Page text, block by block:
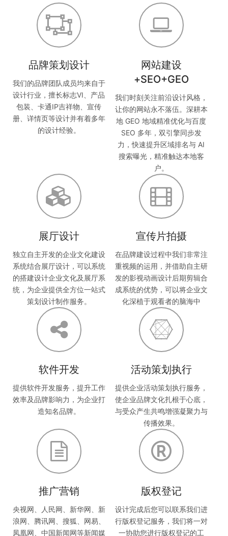
品牌策划设计
我们的品牌团队成员均来自于
设计行业，擅长标志VI、产品
包装、卡通IP吉祥物、宣传
册、详情页等设计并有着多年
的设计经验。
网站建设
+SEO+GEO
我们时刻关注前沿设计风格，
让你的网站永不落伍。深耕本
地 GEO 地域精准优化与百度
SEO 多年，双引擎同步发
力，快速提升区域排名与 AI
搜索曝光，精准触达本地客
户。
展厅设计
独立自主开发的企业文化建设
系统结合展厅设计，可以系统
的搭建设计企业文化及展厅系
统，为企业提供全方位一站式
策划设计制作服务。
宣传片拍摄
在品牌建设过程中我们非常注
重视频的运用，并借助自主研
发的影视动画设计后期剪辑合
成系统的优势，可以将企业文
化深植于观看者的脑海中
软件开发
提供软件开发服务，提升工作
效率及品牌影响力，为企业打
造知名品牌。
活动策划执行
提供企业活动策划执行服务，
使企业品牌文化扎根于心底，
与受众产生共鸣增强凝聚力与
传播效果。
推广营销
央视网、人民网、新华网、新
浪网、腾讯网、搜狐、网易、
凤凰网、中国新闻网等新闻媒
版权登记
设计完成后您可以联系我们进
行版权登记服务，我们将一对
一协助您进行版权登记的工